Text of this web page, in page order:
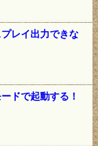
レイ出力できな
ドで起動する！